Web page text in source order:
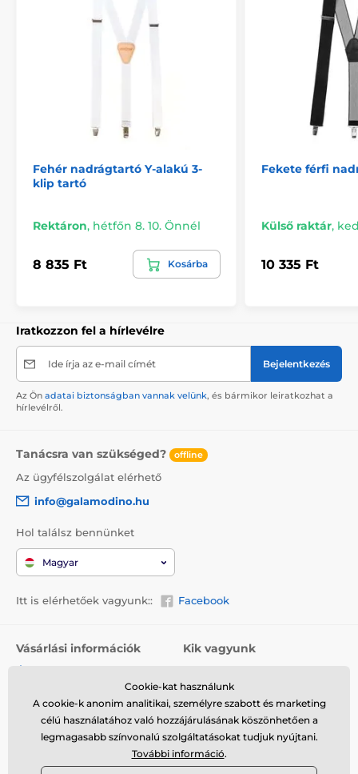
Fehér nadrágtartó Y-alakú 3-
klip tartó
Rektáron, hétfőn 8. 10. Önnél
8 835 Ft Kosárba
Fekete férfi
Külső raktár,
10 335 Ft
Iratkozzon fel a hírlevélre
Ide írja az e-mail címét Bejelentkezés
Az Ön adatai biztonságban vannak velünk, és bármikor leiratkozhat a
hírlevélről.
Tanácsra van szükséged? offline
Az ügyfélszolgálat elérhető
info@galamodino.hu
Hol találsz bennünket
Magyar
Itt is elérhetőek vagyunk:: Facebook
Vásárlási információk
Szállítás
Visszaküldés és reklamáció
Kik vagyunk
Elérhetőségek
Együttműködés a
Galamodinóval
Cookie-kat használunk
A cookie-k anonim analitikai, személyre szabott és marketing
célú használatához való hozzájárulásának köszönhetően a
legmagasabb színvonalú szolgáltatásokat tudjuk nyújtani.
További információ.